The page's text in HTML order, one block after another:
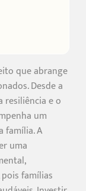
que abrange
Desde a
resiliência e o
um
família. A
uma
famílias